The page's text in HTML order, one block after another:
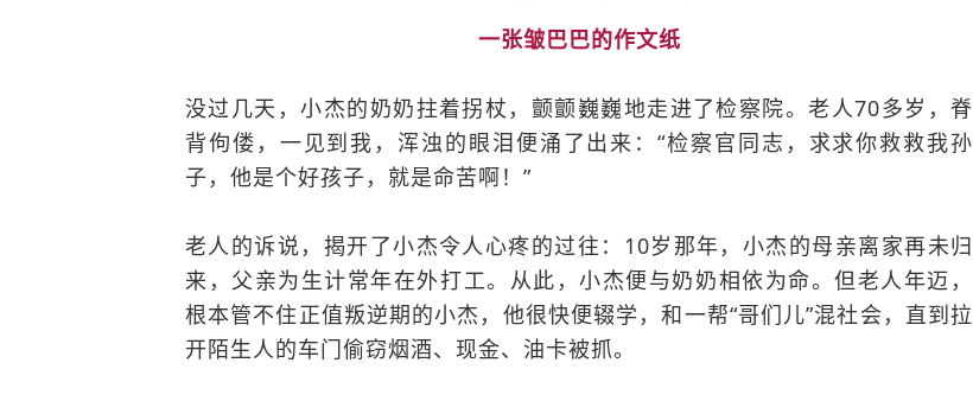
一张皱巴巴的作文纸
没过几天，小杰的奶奶拄着拐杖，颤颤巍巍地走进了检察院。老人70多岁，脊
背佝偻，一见到我，浑浊的眼泪便涌了出来：“检察官同志，求求你救救我孙
子，他是个好孩子，就是命苦啊！”
老人的诉说，揭开了小杰令人心疼的过往：10岁那年，小杰的母亲离家再未归
来，父亲为生计常年在外打工。从此，小杰便与奶奶相依为命。但老人年迈，
根本管不住正值叛逆期的小杰，他很快便辍学，和一帮“哥们儿”混社会，直到拉
开陌生人的车门偷窃烟酒、现金、油卡被抓。